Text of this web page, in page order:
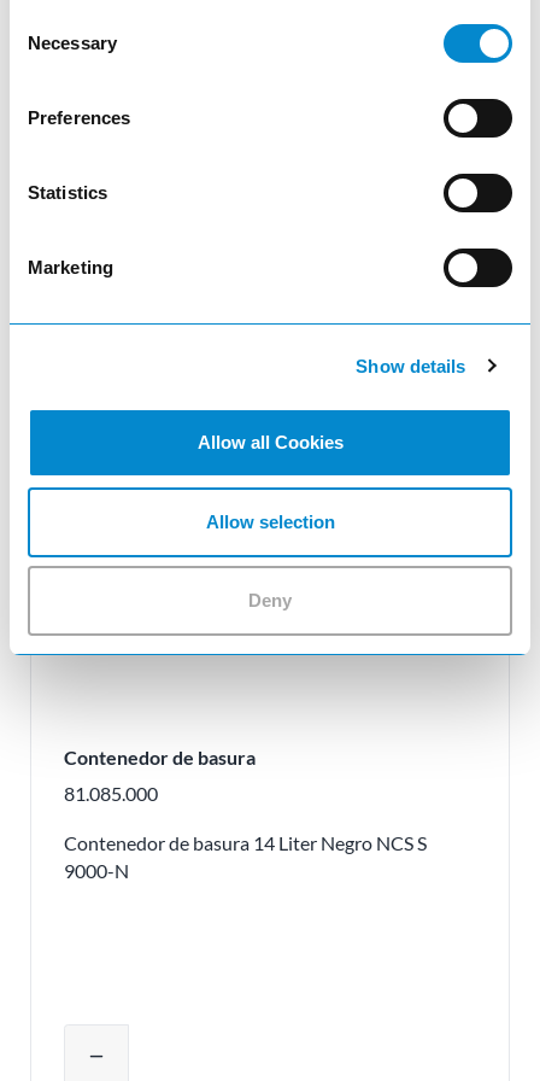
Selection
Necessary
Preferences
Statistics
Marketing
Show details
Allow all Cookies
Allow selection
Deny
Ajustar la cantidad del producto o
Cantidad
add
add_shopping_cart
Contenedor de basura
81.085.000
Contenedor de basura 14 Liter Negro NCS S
9000-N
remove